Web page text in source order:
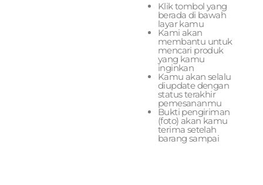
Klik tombol yang
berada di bawah
layar kamu
Kami akan
membantu untuk
mencari produk
yang kamu
inginkan
Kamu akan selalu
diupdate dengan
status terakhir
pemesananmu
Bukti pengiriman
(foto) akan kamu
terima setelah
barang sampai